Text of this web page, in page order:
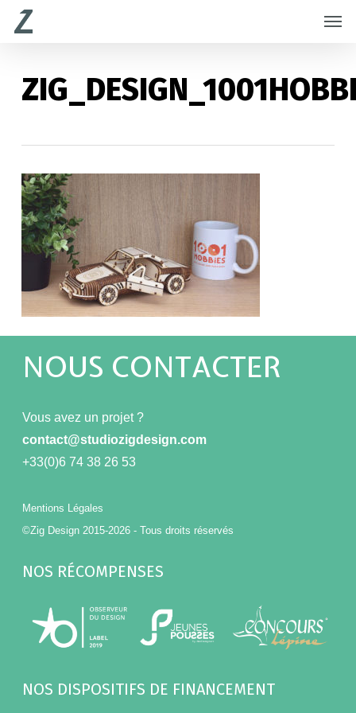
Skip
content
NOUS CONTACTER
Vous avez un projet ?
contact@studiozigdesign.com
+33(0)6 74 38 26 53
Mentions Légales
©Zig Design 2015-2026 - Tous droits réservés
NOS RÉCOMPENSES
NOS DISPOSITIFS DE FINANCEMENT